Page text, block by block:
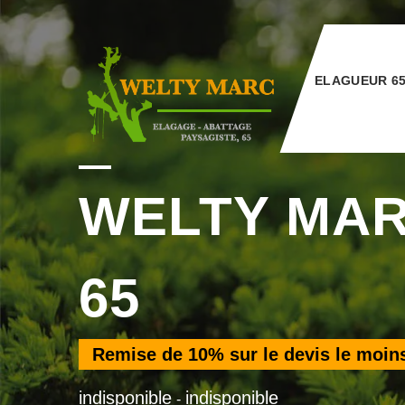
ELAGUEUR 65
WELTY
65
Remise de 10% sur le devis le
indisponible - indisponible